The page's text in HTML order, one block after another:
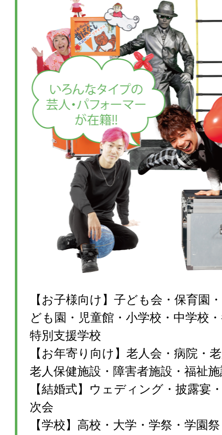
【お子様向け】子ども会・保育園
ども園・児童館・小学校・中学校
特別支援学校
【お年寄り向け】老人会・病院・
老人保健施設・障害者施設・福祉
【結婚式】ウェディング・披露宴
次会
【学校】高校・大学・学祭・学園